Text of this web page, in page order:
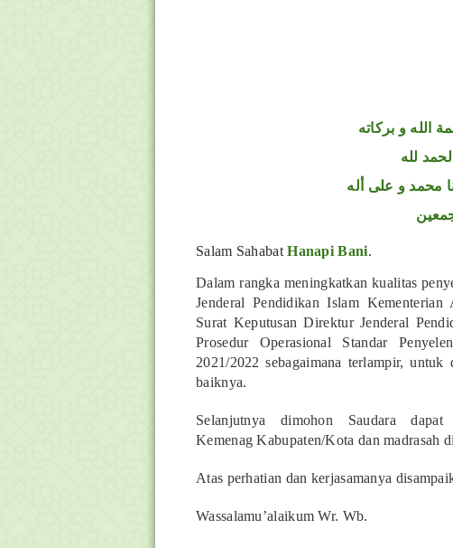
الله و بركاته
لله
محمد و على أله
Salam SahabatHanapi Bani.
Dalam rangka meningkatkan kualitas
Jenderal Pendidikan Islam
Surat Keputusan Direktur Jenderal
Prosedur Operasional Standar
2021/2022 sebagaimana terlampir,
baiknya.
Selanjutnya dimohon Saudara dapat
Kemenag Kabupaten/Kota dan madrasah
Atas perhatian dan kerjasamanya
Wassalamu’alaikum Wr. Wb.